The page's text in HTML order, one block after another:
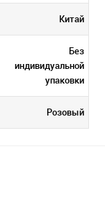
Китай
Без
индивидуальной
упаковки
Розовый